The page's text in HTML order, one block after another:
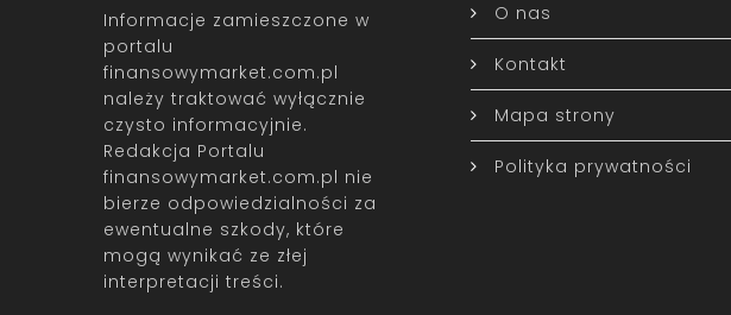
Informacje zamieszczone w
portalu
finansowymarket.com.pl
należy traktować wyłącznie
czysto informacyjnie.
Redakcja Portalu
finansowymarket.com.pl nie
bierze odpowiedzialności za
ewentualne szkody, które
mogą wynikać ze złej
interpretacji treści.
O nas
Kontakt
Mapa strony
Polityka prywatności